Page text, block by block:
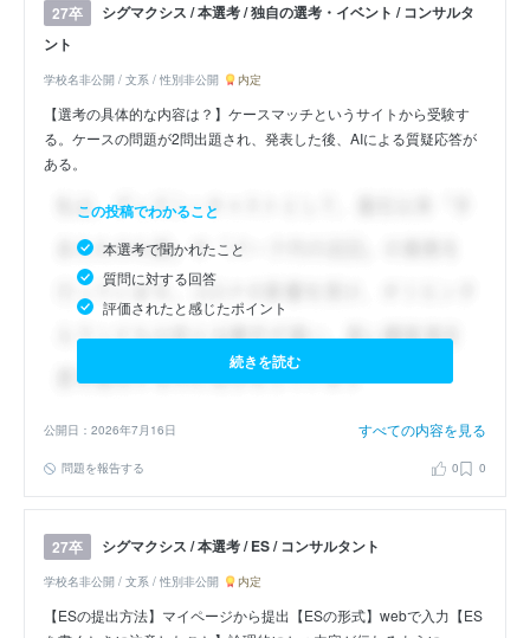
27卒
シグマクシス / 本選考 / 独自の選考・イベント / コンサルタ
ント
学校名非公開 / 文系 / 性別非公開 内定
【選考の具体的な内容は？】ケースマッチというサイトから受験す
る。ケースの問題が2問出題され、発表した後、AIによる質疑応答が
ある。
この投稿でわかること
本選考で聞かれたこと
質問に対する回答
評価されたと感じたポイント
続きを読む
公開日：2026年7月16日 すべての内容を見る
問題を報告する 0 0
27卒 シグマクシス / 本選考 / ES / コンサルタント
学校名非公開 / 文系 / 性別非公開 内定
【ESの提出方法】マイページから提出【ESの形式】webで入力【ES